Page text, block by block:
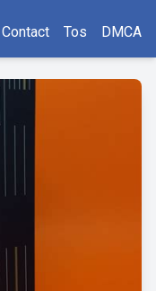
Contact Tos DMCA